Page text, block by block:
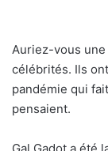
Auriez-vous
célébrités. Ils
pandémie qui
pensaient.
Gal Gadot a été